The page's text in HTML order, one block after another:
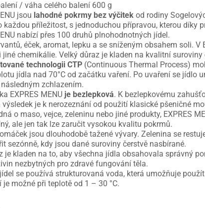
/ váha celého balení 600 g
jsou lahodné pokrmy bez výčitek od rodiny
každou příležitost, s jednoduchou přípravou, kterou díky
nabízí přes 100 druhů plnohodnotných jídel.
éček, aromat, lepku a se sníženým obsahem soli.
jiné chemikálie. Velký důraz je kladen na kvalitní
technologii CTP (Continuous Thermal Process)
jídla nad 70°C od začátku vaření. Po uvaření se
zchlazením.
EXPRES MENU je bezlepková. K bezlepkovému
výsledek je k nerozeznání od použití klasické pšeničné
o maso, vejce, zeleninu nebo jiné produkty, EXPRES
ale jen tak lze zaručit vysokou kvalitu pokrmů.
jsou dlouhodobě tažené vývary. Zelenina se
sezónně, kdy jsou dané suroviny čerstvě nasbírané.
je kladen na to, aby všechna jídla obsahovala správný
nezbytných pro zdravé fungování těla.
se používá strukturovaná voda, která umožňuje
je možné při teplotě od 1 – 30 °C.